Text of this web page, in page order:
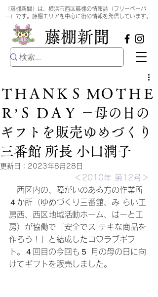
​藤棚新聞
「藤棚新聞」は、横浜市西区藤棚の情報誌（フリーペーパ
ー）です。藤棚エリアを中心に街の情報を発信しています。
ＴＨＡＮＫＳ ＭＯＴＨＥ
ＲʼＳ ＤＡＹ －母の日の
ギフトを販売ゆめづくり
三番館 所長 小口潤子
更新日： 2023年8月28日
＜2010年 第12号＞
西区内の、障がいのある方の作業所
４か所（ゆめづくり三番館、み らい工
房西、西区地域活動ホーム、はーと工
房）が協働で「安全でス テキな商品を
作ろう！」と結成したコ♡ラブギフ
ト。４回目の今回も５ 月の母の日に向
けてギフトを販売しました。